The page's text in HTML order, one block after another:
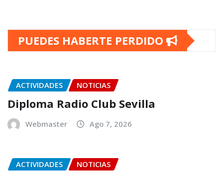
PUEDES HABERTE PERDIDO
ACTIVIDADES NOTICIAS
Diploma Radio Club Sevilla
Webmaster Ago 7, 2026
ACTIVIDADES NOTICIAS